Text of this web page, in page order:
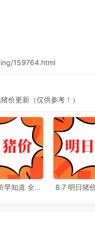
159764.html
价更新（仅供参考！）
8.7 明日猪价早知道 全国